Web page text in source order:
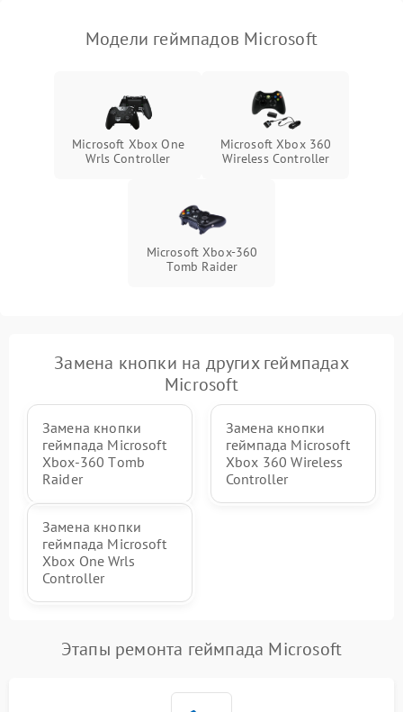
Модели геймпадов Microsoft
Microsoft Xbox One
Wrls Controller
Microsoft Xbox 360
Wireless Controller
Microsoft Xbox-360
Тomb Raider
Замена кнопки на других геймпадах
Microsoft
Замена кнопки
геймпада Microsoft
Xbox-360 Тomb
Raider
Замена кнопки
геймпада Microsoft
Xbox 360 Wireless
Controller
Замена кнопки
геймпада Microsoft
Xbox One Wrls
Controller
Этапы ремонта геймпада Microsoft